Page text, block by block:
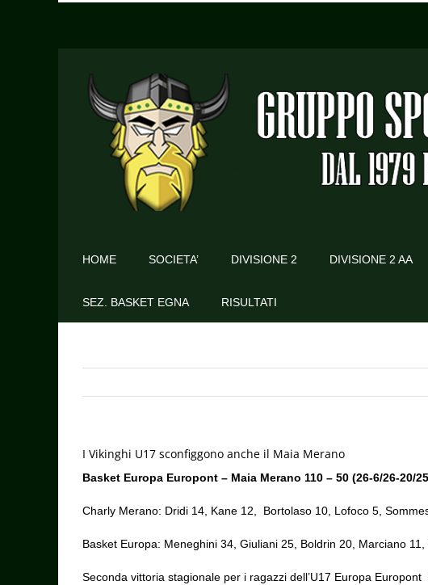
HOME SOCIETA’ DIVISIONE 2 DIVISIONE 2 AA
SEZ. BASKET EGNA RISULTATI
I Vikinghi U17 sconfiggono anche il Maia Merano
Basket Europa Europont – Maia Merano 110 – 50 (26-6/26-20/
Charly Merano: Dridi 14, Kane 12, Bortolaso 10, Lofoco 5,
Basket Europa: Meneghini 34, Giuliani 25, Boldrin 20, Marciano
Seconda vittoria stagionale per i ragazzi dell’U17 Europa